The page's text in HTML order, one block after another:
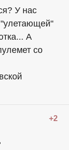
У нас
"улетающей"
А
со
+2